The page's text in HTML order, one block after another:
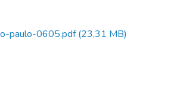
paulo-0605.pdf(23,31 MB)